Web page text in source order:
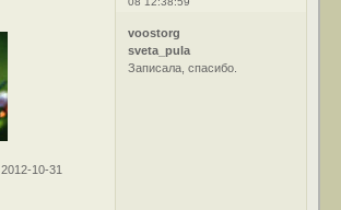
2012-10-31
voostorg
sveta_pula
Записала, спасибо.